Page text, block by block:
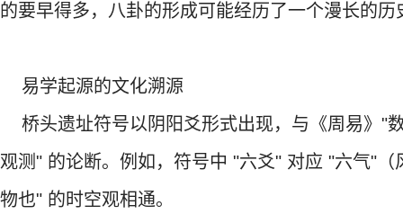
的要早得多，八卦的形成可能经历了一个漫长的历
易学起源的文化溯源
桥头遗址符号以阴阳爻形式出现，与《周易》"
观测" 的论断。例如，符号中 "六爻" 对应 "六气"
物也" 的时空观相通。